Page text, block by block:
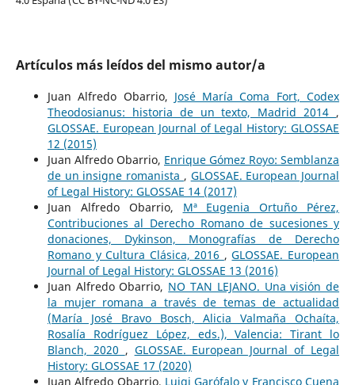
Artículos más leídos del mismo autor/a
Juan Alfredo Obarrio, José María Coma Fort, Codex
Theodosianus: historia de un texto, Madrid 2014 ,
GLOSSAE. European Journal of Legal History: GLOSSAE
12 (2015)
Juan Alfredo Obarrio, Enrique Gómez Royo: Semblanza
de un insigne romanista , GLOSSAE. European Journal
of Legal History: GLOSSAE 14 (2017)
Juan Alfredo Obarrio, Mª Eugenia Ortuño Pérez,
Contribuciones al Derecho Romano de sucesiones y
donaciones, Dykinson, Monografías de Derecho
Romano y Cultura Clásica, 2016 ,GLOSSAE. European
Journal of Legal History: GLOSSAE 13 (2016)
Juan Alfredo Obarrio, NO TAN LEJANO. Una visión de
la mujer romana a través de temas de actualidad
(María José Bravo Bosch, Alicia Valmaña Ochaíta,
Rosalía Rodríguez López, eds.), Valencia: Tirant lo
Blanch, 2020 , GLOSSAE. European Journal of Legal
History: GLOSSAE 17 (2020)
Juan Alfredo Obarrio, Luigi Garófalo y Francisco Cuena